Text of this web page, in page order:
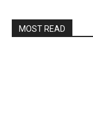
MOST READ